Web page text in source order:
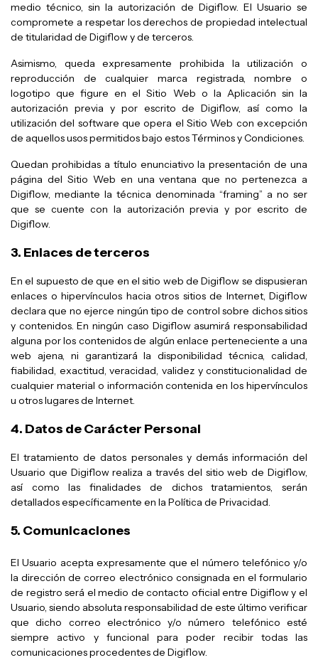
medio técnico, sin la autorización de Digiflow. El Usuario se
compromete a respetar los derechos de propiedad intelectual
de titularidad de Digiflow y de terceros.
Asimismo, queda expresamente prohibida la utilización o
reproducción de cualquier marca registrada, nombre o
logotipo que figure en el Sitio Web o la Aplicación sin la
autorización previa y por escrito de Digiflow, así como la
utilización del software que opera el Sitio Web con excepción
de aquellos usos permitidos bajo estos Términos y Condiciones.
Quedan prohibidas a título enunciativo la presentación de una
página del Sitio Web en una ventana que no pertenezca a
Digiflow, mediante la técnica denominada “framing” a no ser
que se cuente con la autorización previa y por escrito de
Digiflow.
3. Enlaces de terceros
En el supuesto de que en el sitio web de Digiflow se dispusieran
enlaces o hipervínculos hacia otros sitios de Internet, Digiflow
declara que no ejerce ningún tipo de control sobre dichos sitios
y contenidos. En ningún caso Digiflow asumirá responsabilidad
alguna por los contenidos de algún enlace perteneciente a una
web ajena, ni garantizará la disponibilidad técnica, calidad,
fiabilidad, exactitud, veracidad, validez y constitucionalidad de
cualquier material o información contenida en los hipervínculos
u otros lugares de Internet.
4. Datos de Carácter Personal
El tratamiento de datos personales y demás información del
Usuario que Digiflow realiza a través del sitio web de Digiflow,
así como las finalidades de dichos tratamientos, serán
detallados específicamente en la Política de Privacidad.
5. Comunicaciones
El Usuario acepta expresamente que el número telefónico y/o
la dirección de correo electrónico consignada en el formulario
de registro será el medio de contacto oficial entre Digiflow y el
Usuario, siendo absoluta responsabilidad de este último verificar
que dicho correo electrónico y/o número telefónico esté
siempre activo y funcional para poder recibir todas las
comunicaciones procedentes de Digiflow.